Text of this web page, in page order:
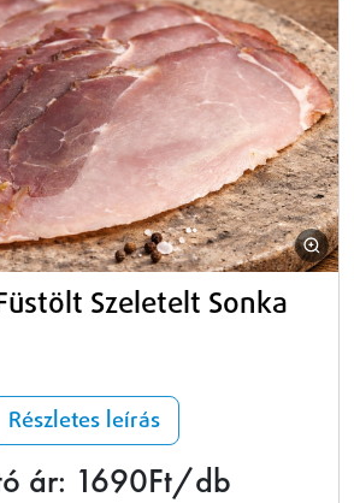
Szeletelt Sonka
Részletes leírás
ár: 1690Ft/db